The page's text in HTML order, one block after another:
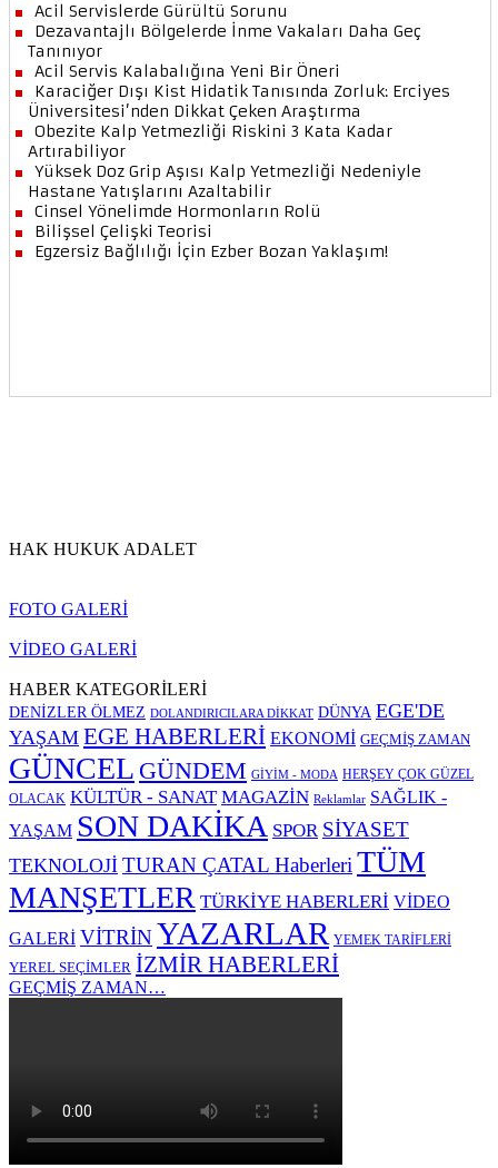
HAK HUKUK ADALET
FOTO GALERİ
VİDEO GALERİ
HABER KATEGORİLERİ
DENİZLER ÖLMEZ DOLANDIRICILARA DİKKAT DÜNYA EGE'DE
YAŞAM EGE HABERLERİ EKONOMİ GEÇMİŞ ZAMAN
GÜNCEL GÜNDEM GİYİM - MODA HERŞEY ÇOK GÜZEL
OLACAK KÜLTÜR - SANAT MAGAZİN Reklamlar SAĞLIK -
YAŞAM SON DAKİKA SPOR SİYASET
TEKNOLOJİ TURAN ÇATAL HaberleriTÜM
MANŞETLER TÜRKİYE HABERLERİ VİDEO
GALERİ VİTRİNYAZARLAR YEMEK TARİFLERİ
YEREL SEÇİMLER İZMİR HABERLERİ
GEÇMİŞ ZAMAN…